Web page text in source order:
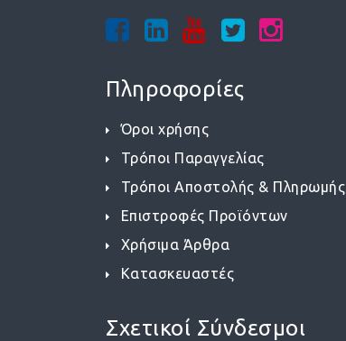
Πληροφορίες
Όροι χρήσης
Τρόποι Παραγγελίας
Τρόποι Αποστολής & Πληρωμής
Επιστροφές Προϊόντων
Χρήσιμα Άρθρα
Κατασκευαστές
Σχετικοί Σύνδεσμοι